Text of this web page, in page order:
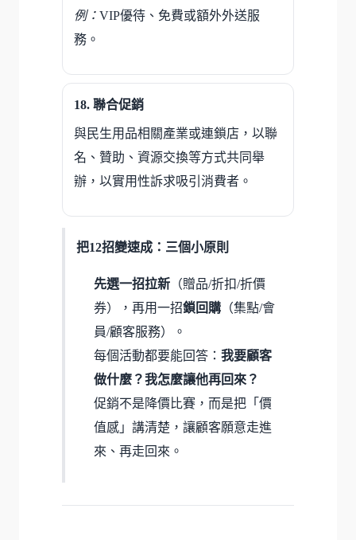
例： VIP優待、免費或額外外送服
務。
聯合促銷
與民生用品相關產業或連鎖店，以聯
名、贊助、資源交換等方式共同舉
辦，以實用性訴求吸引消費者。
把12招變速成：三個小原則
先選一招拉新 （贈品/折扣/折價
券），再用一招鎖回購 （集點/會
員/顧客服務）。
每個活動都要能回答： 我要顧客
做什麼？我怎麼讓他再回來？
促銷不是降價比賽，而是把「價
值感」講清楚，讓顧客願意走進
來、再走回來。